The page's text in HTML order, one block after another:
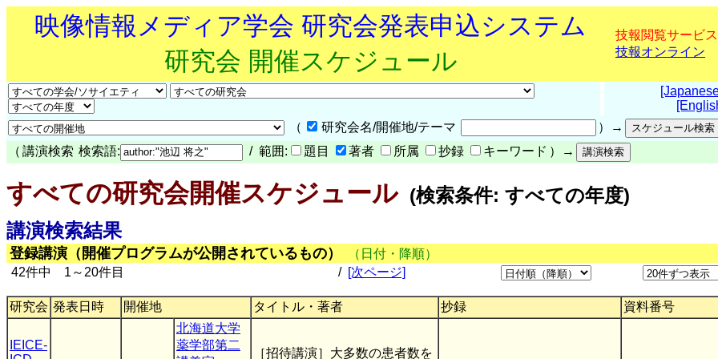
映像情報メディア学会 研究会発表申込システム
研究会 開催スケジュール
技報閲覧サービス
技報オンライン
（
研究会名/開催地/テーマ
）→
（ 講演検索 検索語: / 範囲: 題目 著者 所属 抄録 キーワード ）→
すべての研究会開催スケジュール(検索条件: すべての年度)
講演検索結果
登録講演（開催プログラムが公開されているもの）
（日付・降順）
42件中 1～20件目
/ [次ページ]
研究会 発表日時 開催地 タイトル・著者 抄録 資料番号
IEICE-
北海道大学
薬学部第二
［招待講演］大多数の患者数を